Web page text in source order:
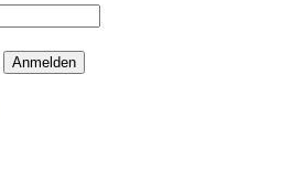
Anmelden